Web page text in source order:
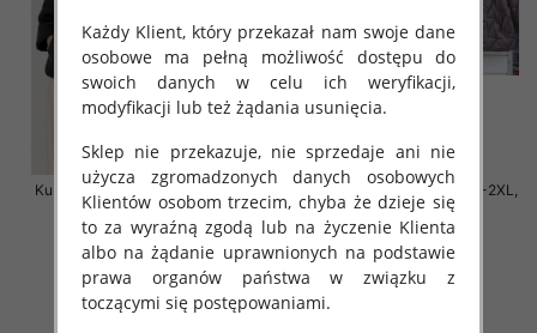
Kurtki damskie cienki Roz S-XL, 1
Kolor Paczka 4 szt
90.00 zł
szczegóły
Kurtki damskie cienki Roz S-2XL,
1 Kolor Paczka 5 szt
95.00 zł
szczegóły
Każdy Klient, który przekazał nam swoje dane
osobowe ma pełną możliwość dostępu do
swoich danych w celu ich weryfikacji,
modyfikacji lub też żądania usunięcia.
Sklep nie przekazuje, nie sprzedaje ani nie
użycza zgromadzonych danych osobowych
Klientów osobom trzecim, chyba że dzieje się
to za wyraźną zgodą lub na życzenie Klienta
albo na żądanie uprawnionych na podstawie
prawa organów państwa w związku z
toczącymi się postępowaniami.